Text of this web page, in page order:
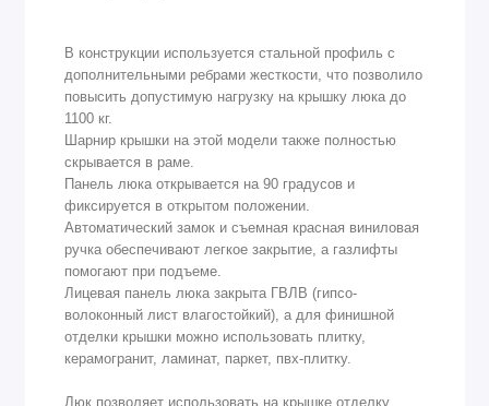
В конструкции используется стальной профиль с
дополнительными ребрами жесткости, что позволило
повысить допустимую нагрузку на крышку люка до
1100 кг.
Шарнир крышки на этой модели также полностью
скрывается в раме.
Панель люка открывается на 90 градусов и
фиксируется в открытом положении.
Автоматический замок и съемная красная виниловая
ручка обеспечивают легкое закрытие, а газлифты
помогают при подъеме.
Лицевая панель люка закрыта ГВЛВ (гипсо-
волоконный лист влагостойкий), а для финишной
отделки крышки можно использовать плитку,
керамогранит, ламинат, паркет, пвх-плитку.
Люк позволяет использовать на крышке отделку